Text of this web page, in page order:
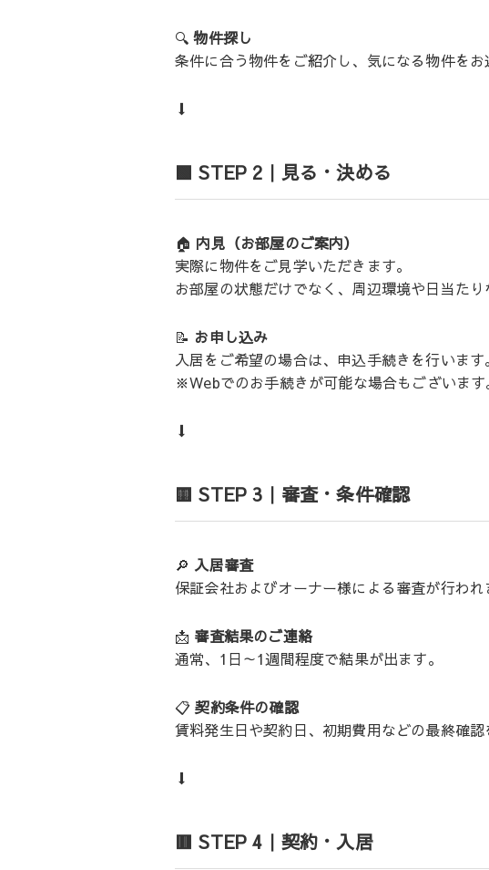
🔍物件探し
条件に合う物件をご紹介し、気になる物件をお
⬇️
🟩 STEP 2｜見る・決める
🏠 内見（お部屋のご案内）
実際に物件をご見学いただきます。
お部屋の状態だけでなく、周辺環境や日当たり
📝 お申し込み
入居をご希望の場合は、申込手続きを行います。
※Webでのお手続きが可能な場合もございます
⬇️
🟨 STEP 3｜審査・条件確認
🔎 入居審査
保証会社およびオーナー様による審査が行われ
📩 審査結果のご連絡
通常、1日～1週間程度で結果が出ます。
📋契約条件の確認
賃料発生日や契約日、初期費用などの最終確認
⬇️
🟥 STEP 4｜契約・入居